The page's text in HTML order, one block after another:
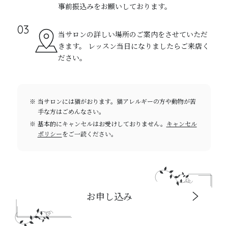
事前振込みをお願いしております。
当サロンの詳しい場所のご案内をさせていただ
きます。 レッスン当日になりましたらご来店く
ださい。
当サロンには猫がおります。猫アレルギーの方や動物が苦
手な方はごめんなさい。
基本的にキャンセルはお受けしておりません。 キャンセル
ポリシーをご一読ください。
お申し込み